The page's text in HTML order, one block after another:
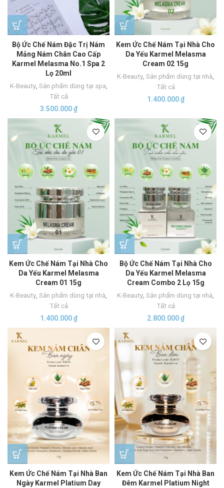
Bộ Ức Chế Nám Đặc Trị Nám
Mảng Nám Chân Cao Cấp
Karmel Melasma No.1 Spa 2
Lọ 20ml
K-Beauty, Sản phẩm dùng tại spa
Tất cả
3.500.000₫
Kem Ức Chế Nám Tại Nhà Cho
Da Yếu Karmel Melasma
Cream 02 15g
K-Beauty Sản phẩm dùng tại nhà
Tất cả
1.400.000₫
Kem Ức Chế Nám Tại Nhà Cho
Da Yếu Karmel Melasma
Cream 01 15g
K-Beauty, Sản phẩm dùng tại nhà,
Tất cả
1.400.000₫
Bộ Ức Chế Nám Tại Nhà Cho
Da Yếu Karmel Melasma
Cream Combo 2 Lọ 15g
K-Beauty, Sản phẩm dùng tại nhà,
Tất cả
2.800.000₫
Kem Ức Chế Nám Tại Nhà Ban
Ngày Karmel Platium Day
Kem Ức Chế Nám Tại Nhà Ban
Đêm Karmel Platium Night